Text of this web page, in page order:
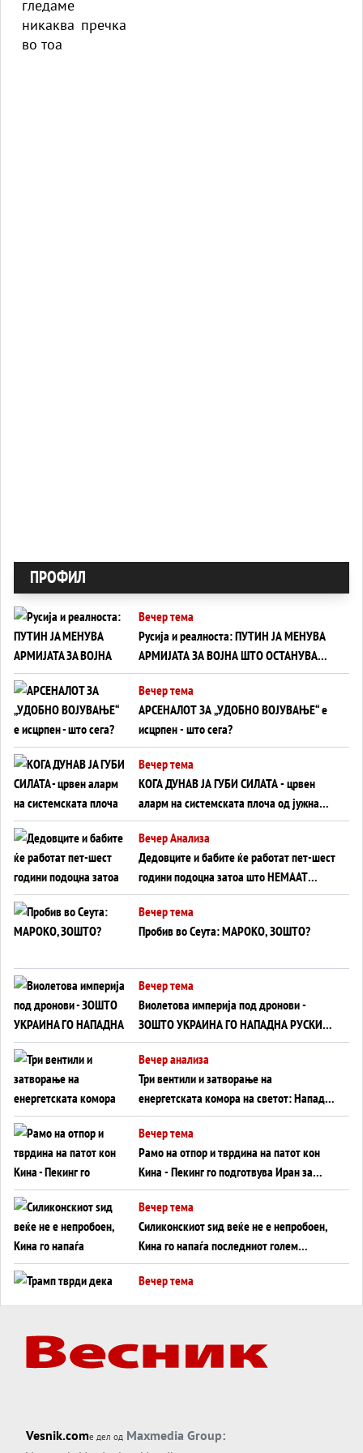
ПРОФИЛ
Вечер тема
Русија и реалноста: ПУТИН ЈА МЕНУВА
АРМИЈАТА ЗА ВОЈНА ШТО ОСТАНУВА
БЕЗ ФРОНТ
Вечер тема
АРСЕНАЛОТ ЗА „УДОБНО ВОЈУВАЊЕ“ е
исцрпен - што сега?
Вечер тема
КОГА ДУНАВ ЈА ГУБИ СИЛАТА - црвен
аларм на системската плоча од јужна
Германија до Црното Море...
Вечер Анализа
Дедовците и бабите ќе работат пет-шест
години подоцна затоа што НЕМААТ
ВНУЦИ ДА ГИ ЗАМЕНАТ
Вечер тема
Пробив во Сеута: МАРОКО, ЗОШТО?
Вечер тема
Виолетова империја под дронови -
ЗОШТО УКРАИНА ГО НАПАДНА РУСКИОТ
WILDBERRIES
Вечер анализа
Три вентили и затворање на
енергетската комора на светот: Нападот
во Суец најавува глобален енергетски
инфаркт?
Вечер тема
Рамо на отпор и тврдина на патот кон
Кина - Пекинг го подготвува Иран за
американска копнена инвазија
Вечер тема
Силиконскиот ѕид веќе не е непробоен,
Кина го напаѓа последниот голем
монопол на Западот?
Вечер тема
Вечер тема
ДЛАБОКО УДОЛУ: Сметководствените
Вечер тема
АТОМСКО ДОМИНО НА БЛИСКИОТ
Vesnik.comе дел од Maxmedia Group: